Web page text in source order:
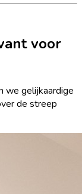
voor
we gelijkaardige
de streep